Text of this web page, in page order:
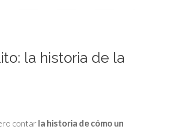
la historia de la
contarla historia de cómo un